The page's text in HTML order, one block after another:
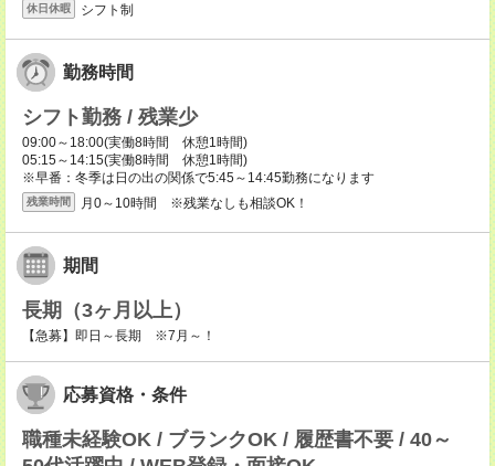
休日休暇 シフト制
勤務時間
シフト勤務 / 残業少
09:00～18:00(実働8時間 休憩1時間)
05:15～14:15(実働8時間 休憩1時間)
※早番：冬季は日の出の関係で5:45～14:45勤務になります
残業時間 月0～10時間 ※残業なしも相談OK！
期間
長期（3ヶ月以上）
【急募】即日～長期 ※7月～！
応募資格・条件
職種未経験OK / ブランクOK / 履歴書不要 / 40～